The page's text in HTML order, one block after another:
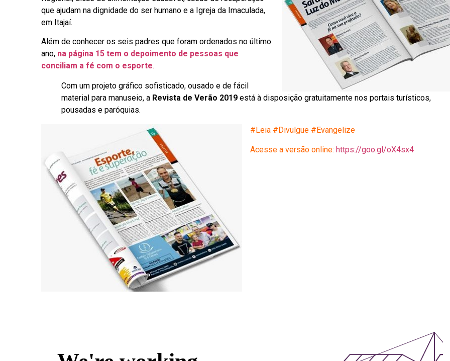
que ajudam na dignidade do ser humano e a Igreja da Imaculada,
em Itajaí.
Além de conhecer os seis padres que foram ordenados no último
ano, na página 15 tem o depoimento de pessoas que
conciliam a fé com o esporte.
Com um projeto gráfico sofisticado, ousado e de fácil
material para manuseio, a Revista de Verão 2019 está à disposição gratuitamente nos portais turísticos,
pousadas e paróquias.
#Leia #Divulgue #Evangelize
Acesse a versão online: https://goo.gl/oX4sx4